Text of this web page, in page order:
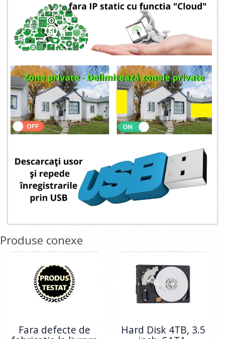
Produse conexe
Fara defecte de Hard Disk 4TB, 3.5